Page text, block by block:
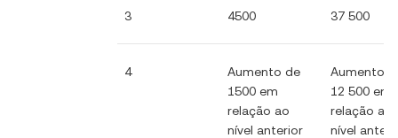
3 4500 37 500
4
Aumento de
1500 em
relação ao
nível anterior
Aumento
12 500 em
relação ao
nível